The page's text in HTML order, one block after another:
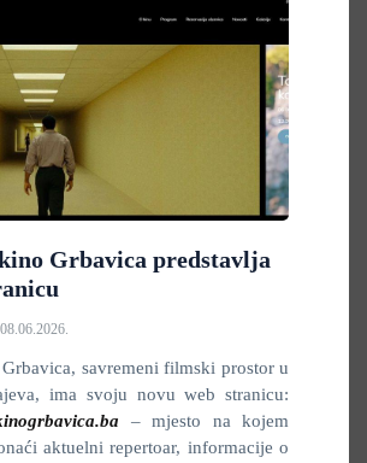
Grbavica predstavlja
08.06.2026.
savremeni filmski prostor u
ima svoju novu web stranicu:
– mjesto na kojem
aktuelni repertoar, informacije o